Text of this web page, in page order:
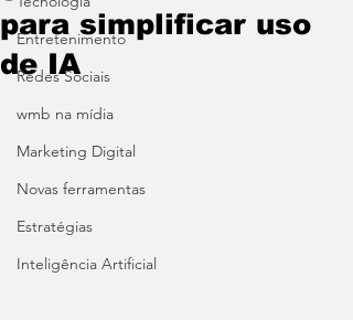
Entretenimento
Redes Sociais
wmb na mídia
Marketing Digital
Novas ferramentas
Estratégias
Inteligência Artificial
para simplificar uso
de IA